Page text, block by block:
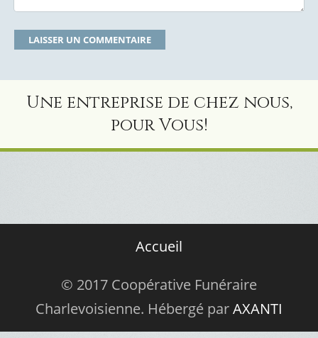
Une entreprise de chez nous,
pour Vous!
Accueil
© 2017 Coopérative Funéraire
Charlevoisienne. Hébergé parAXANTI